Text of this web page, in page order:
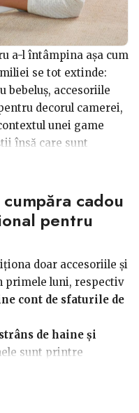
a-l întâmpina așa cum
se tot extinde:
bebeluș, accesoriile
decorul camerei,
unei game
însă care sunt
de până la un
cadou
pentru
doar accesoriile și
primele luni, respectiv
cont de sfaturile de
de haine și
sunt printre
că fii sigură că veți
dar rezumă-te